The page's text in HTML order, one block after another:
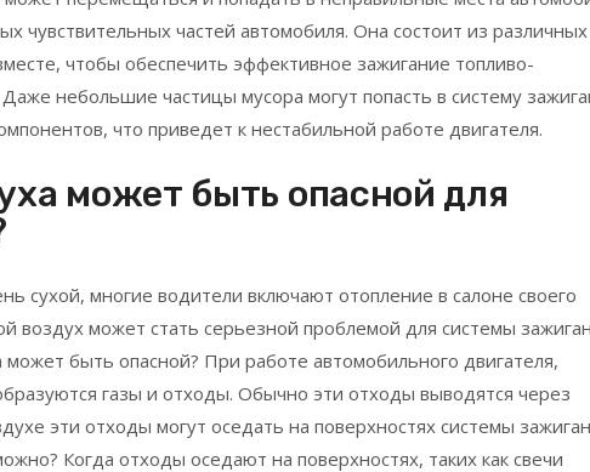
чувствительных частей автомобиля. Она состоит из различных
чтобы обеспечить эффективное зажигание топливо-
небольшие частицы мусора могут попасть в систему
что приведет к нестабильной работе двигателя.
может быть опасной для
сухой, многие водители включают отопление в салоне своего
воздух может стать серьезной проблемой для системы
быть опасной? При работе автомобильного двигателя,
газы и отходы. Обычно эти отходы выводятся через
эти отходы могут оседать на поверхностях системы
Когда отходы оседают на поверхностях, таких как свечи